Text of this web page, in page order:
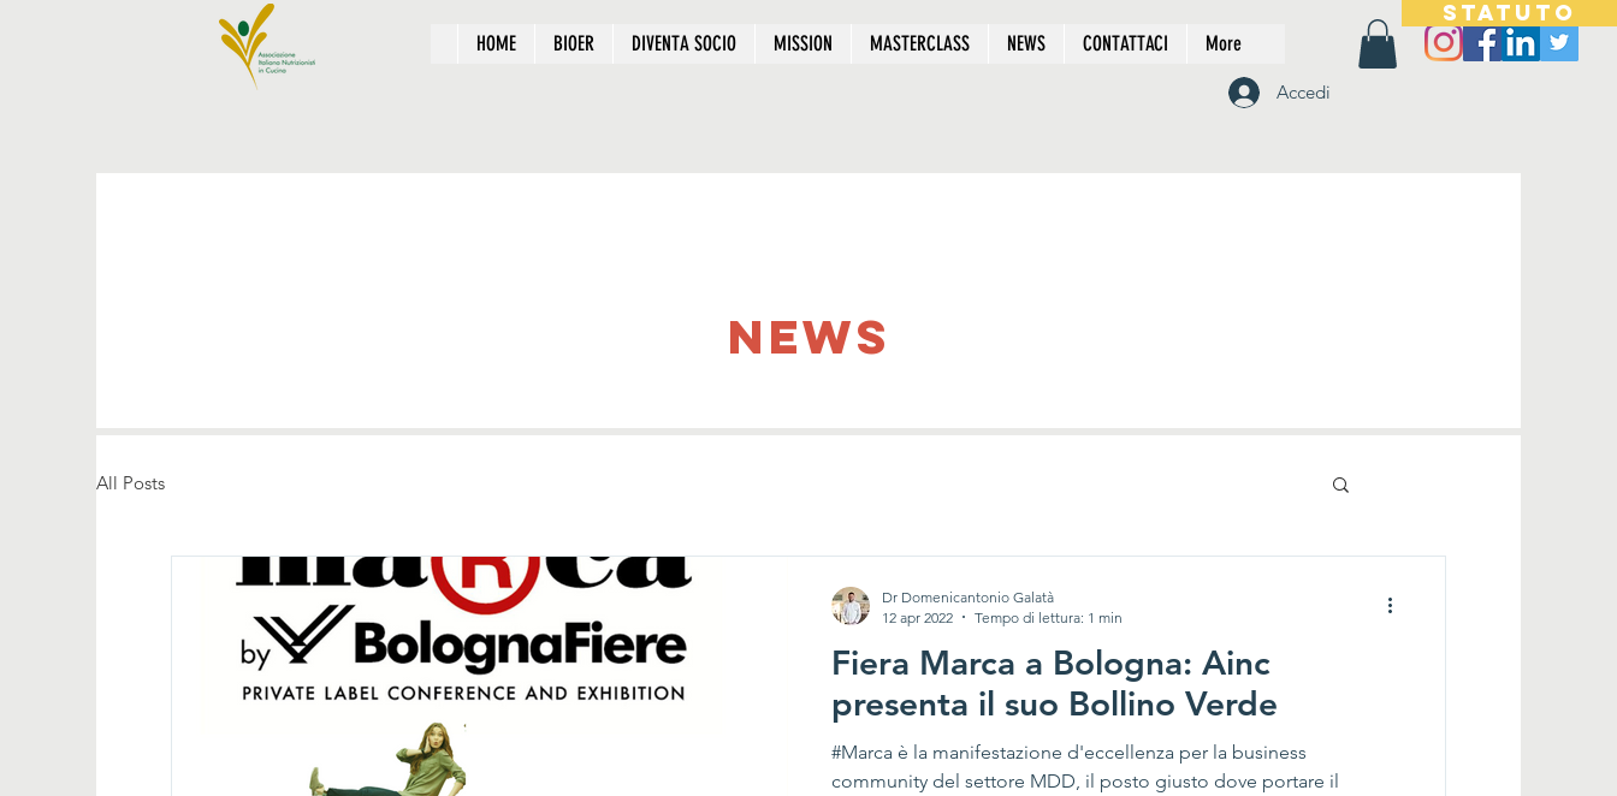
STATUTO
HOME BIOER DIVENTA SOCIO MISSION MASTERCLASS NEWS CONTATTACI More
Accedi
news
All Posts
Fiera Marca a Bologna: Ainc
presenta il suo Bollino Verde
#Marca è la manifestazione d'eccellenza per la business
community del settore MDD, il posto giusto dove portare il
Dr Domenicantonio Galatà
12 apr 2022
Tempo di lettura: 1 min